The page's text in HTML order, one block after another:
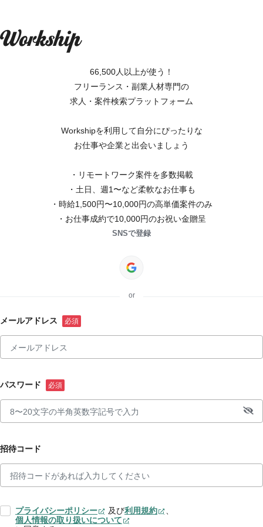
66,500人以上が使う！
フリーランス・副業人材専門の
求人・案件検索プラットフォーム
Workshipを利用して自分にぴったりな
お仕事や企業と出会いましょう
・リモートワーク案件を多数掲載
・土日、週1〜など柔軟なお仕事も
・時給1,500円〜10,000円の高単価案件のみ
・お仕事成約で10,000円のお祝い金贈呈
SNSで登録
or
メールアドレス
パスワード
招待コード
プライバシーポリシー 及び利用規約
、
個人情報の取り扱いについて